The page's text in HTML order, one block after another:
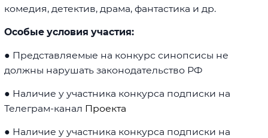
комедия, детектив, драма, фантастика и др.
Особые условия участия:
● Представляемые на конкурс синопсисы не
должны нарушать законодательство РФ
● Наличие у участника конкурса подписки на
Телеграм-канал Проекта
● Наличие у участника конкурса подписки на